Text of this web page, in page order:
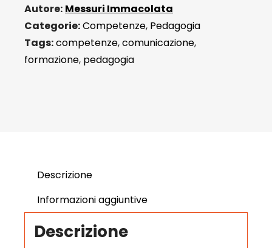
Autore: Messuri Immacolata
Categorie:Competenze, Pedagogia
Tags:competenze,comunicazione,
formazione, pedagogia
Descrizione
Informazioni aggiuntive
Descrizione